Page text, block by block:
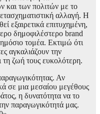
και των πολιτών με το
αλλαγή. Η
εξαιρετικά επιτυχημένη,
δημοφιλέστερο brand
τομέα. Εκτιμώ ότι
αγκαλιάζουν την
τη ζωή τους ευκολότερη.
Αν
σε μια μεσαίου μεγέθους
η δυνατότητα να το
παραγωγικότητά μας.